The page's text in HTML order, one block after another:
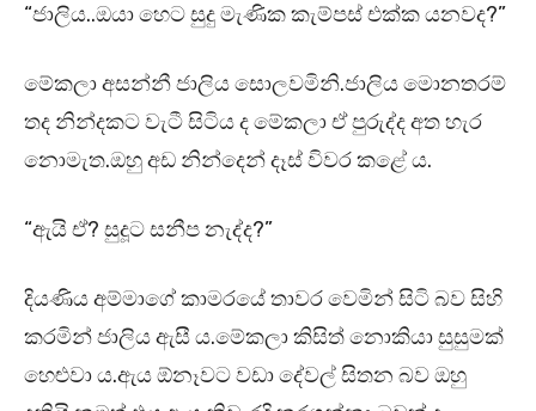
“ජාලිය..ඔයා හෙට සුදු මැණික කැම්පස් එක්ක යනවද?”
මේකලා අසන්නී ජාලිය සොලවමිනි.ජාලිය මොනතරම්
තද නින්දකට වැටී සිටිය ද මේකලා ඒ පුරුද්ද අත හැර
නොමැත.ඔහු අඩ නින්දෙන් දෑස් විවර කළේ ය.
“ඇයි ඒ? සුදූට සනීප නැද්ද?”
දියණිය අම්මාගේ කාමරයේ තාවර වෙමින් සිටි බව සිහි
කරමින් ජාලිය ඇසී ය.මේකලා කිසිත් නොකියා සුසුමක්
හෙළුවා ය.ඇය ඕනෑවට වඩා දේවල් සිතන බව ඔහු